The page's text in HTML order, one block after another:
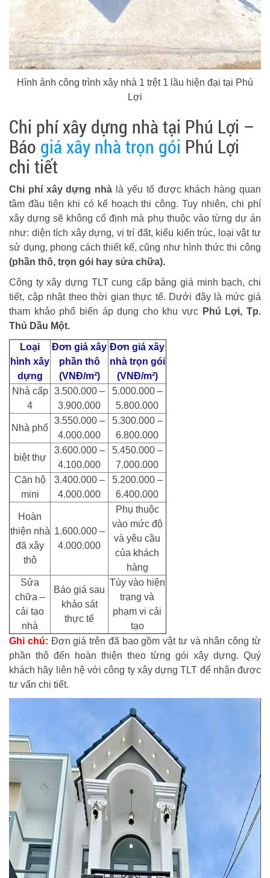
Hình ảnh công trình xây nhà 1 trệt 1 lầu hiện đại tại Phú
Lợi
Chi phí xây dựng nhà tại Phú Lợi –
Báo giá xây nhà trọn gói Phú Lợi
chi tiết
Chi phí xây dựng nhà là yếu tố được khách hàng quan
tâm đầu tiên khi có kế hoạch thi công. Tuy nhiên, chi phí
xây dựng sẽ không cố định mà phụ thuộc vào từng dự án
như: diện tích xây dựng, vị trí đất, kiểu kiến trúc, loại vật tư
sử dụng, phong cách thiết kế, cũng như hình thức thi công
(phần thô, trọn gói hay sửa chữa).
Công ty xây dựng TLT cung cấp bảng giá minh bạch, chi
tiết, cập nhật theo thời gian thực tế. Dưới đây là mức giá
tham khảo phổ biến áp dụng cho khu vực Phú Lợi, Tp.
Thủ Dầu Một.
Loại
hình xây
dựng
Đơn giá xây
phần thô
(VNĐ/m²)
Đơn giá xây
nhà trọn gói
(VNĐ/m²)
Nhà cấp
4
3.500.000 –
3.900.000
5.000.000 –
5.800.000
Nhà phố
3.550.000 –
4.000.000
5.300.000 –
6.800.000
biệt thự
3.600.000 –
4.100.000
5.450.000 –
7.000.000
Căn hộ
mini
3.400.000 –
4.000.000
5.200.000 –
6.400.000
Hoàn
thiện nhà
đã xây
thô
1.600.000 –
4.000.000
Phụ thuộc
vào mức độ
và yêu cầu
của khách
hàng
Sửa
chữa –
cải tạo
nhà
Báo giá sau
khảo sát
thực tế
Tùy vào hiện
trạng và
phạm vi cải
tạo
Ghi chú: Đơn giá trên đã bao gồm vật tư và nhân công từ
phần thô đến hoàn thiện theo từng gói xây dựng. Quý
khách hãy liên hệ với công ty xây dựng TLT để nhận được
tư vấn chi tiết.